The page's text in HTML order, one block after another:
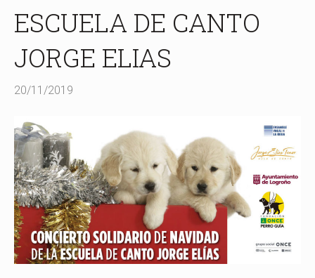
ESCUELA DE CANTO
JORGE ELIAS
20/11/2019